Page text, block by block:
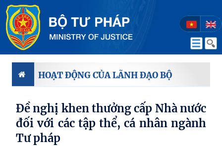
HOẠT ĐỘNG CỦA LÃNH ĐẠO BỘ
Đề nghị khen thưởng cấp Nhà nước
đối với các tập thể, cá nhân ngành
Tư pháp